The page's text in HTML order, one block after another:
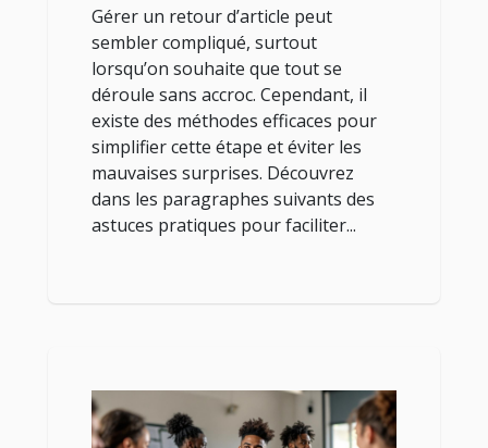
Gérer un retour d’article peut
sembler compliqué, surtout
lorsqu’on souhaite que tout se
déroule sans accroc. Cependant, il
existe des méthodes efficaces pour
simplifier cette étape et éviter les
mauvaises surprises. Découvrez
dans les paragraphes suivants des
astuces pratiques pour faciliter...